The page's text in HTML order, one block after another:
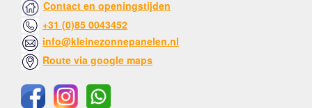
Contact en openingstijden
+31 (0)85 0043452
info@kleinezonnepanelen.nl
Route via google maps